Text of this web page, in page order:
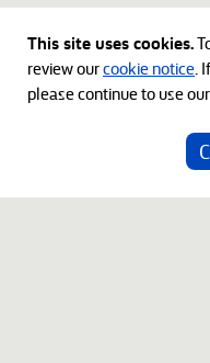
ベインキャピタル社
This site uses cookies.
review ourcookie notice.
please continue to use